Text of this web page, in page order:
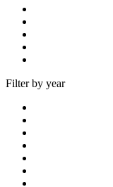
Filter by year